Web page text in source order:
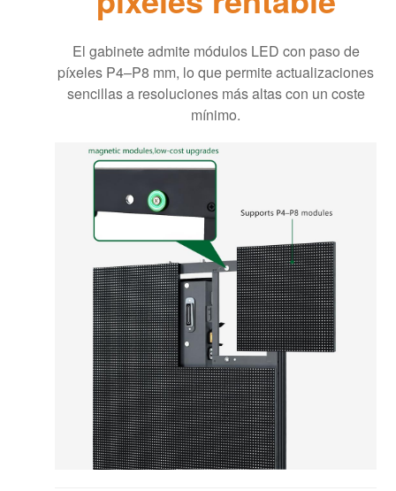
El gabinete admite módulos LED con paso de
píxeles P4–P8 mm, lo que permite actualizaciones
sencillas a resoluciones más altas con un coste
mínimo.